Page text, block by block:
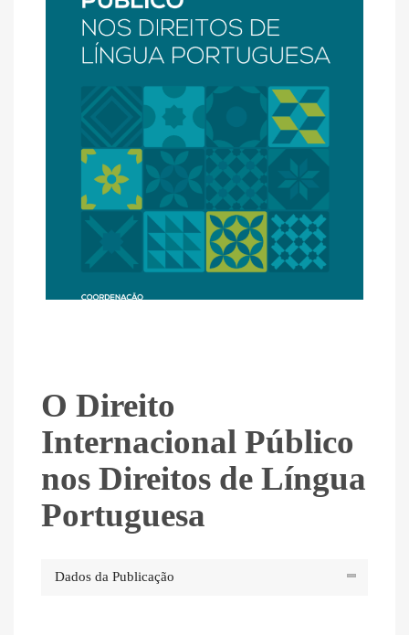
O Direito
Internacional Público
nos Direitos de Língua
Portuguesa
Dados da Publicação